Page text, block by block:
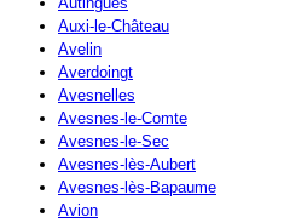
Auxi-le-Château
Avelin
Averdoingt
Avesnelles
Avesnes-le-Comte
Avesnes-le-Sec
Avesnes-lès-Aubert
Avesnes-lès-Bapaume
Avion